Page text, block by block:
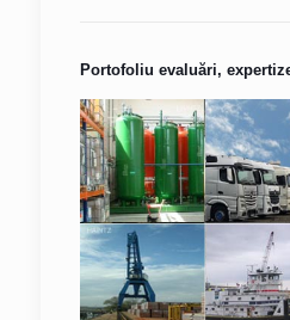
Portofoliu evaluări,